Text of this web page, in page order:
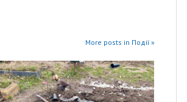
More posts in Події »